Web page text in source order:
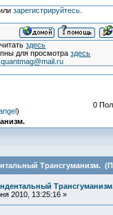
зарегистрируйтесь.
здесь
для просмотраздесь
quantmag@mail.ru
)
0
Трансгуманизм.
2010, 13:25:16 »